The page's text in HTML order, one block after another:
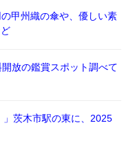
甲州織の傘や、優しい素
放の鑑賞スポット調べて
茨木市駅の東に、2025